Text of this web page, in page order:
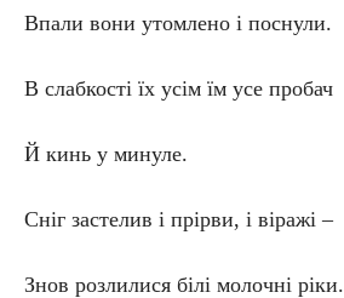
Впали вони утомлено і поснули.
В слабкості їх усім їм усе пробач
Й кинь у минуле.
Сніг застелив і прірви, і віражі –
Знов розлилися білі молочні ріки.